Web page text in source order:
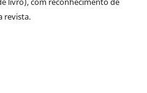
revista.